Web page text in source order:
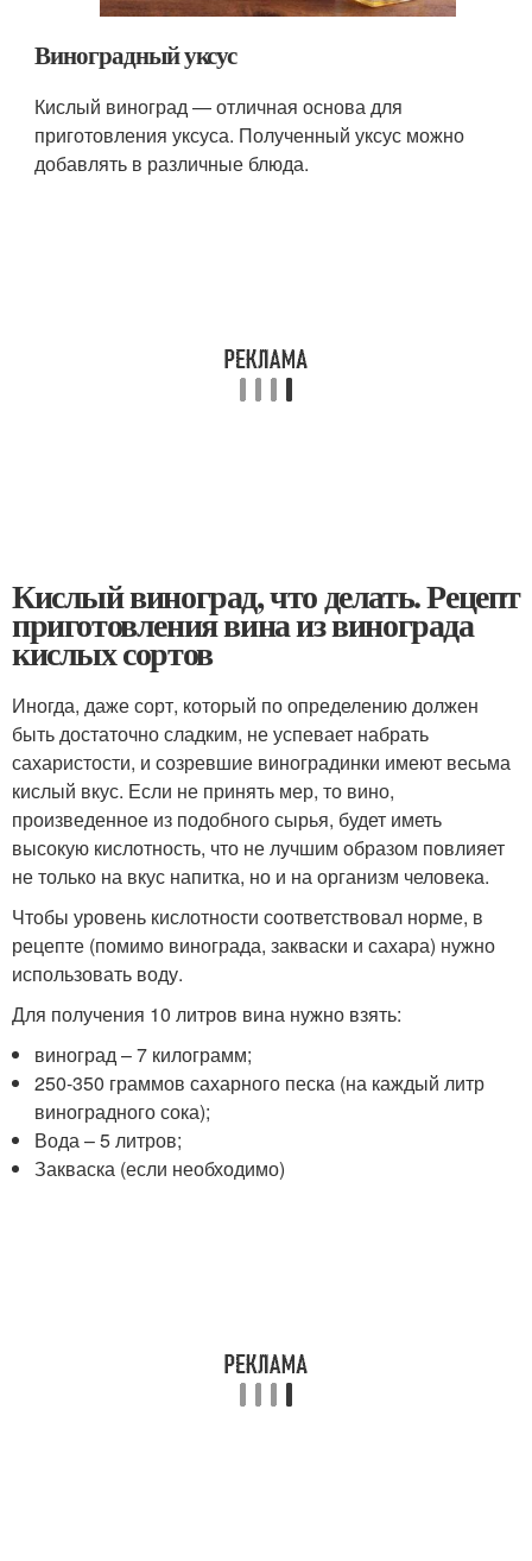
Виноградный уксус
Кислый виноград — отличная основа для
приготовления уксуса. Полученный уксус можно
добавлять в различные блюда.
Кислый виноград, что делать. Рецепт
приготовления вина из винограда
кислых сортов
Иногда, даже сорт, который по определению должен
быть достаточно сладким, не успевает набрать
сахаристости, и созревшие виноградинки имеют весьма
кислый вкус. Если не принять мер, то вино,
произведенное из подобного сырья, будет иметь
высокую кислотность, что не лучшим образом повлияет
не только на вкус напитка, но и на организм человека.
Чтобы уровень кислотности соответствовал норме, в
рецепте (помимо винограда, закваски и сахара) нужно
использовать воду.
Для получения 10 литров вина нужно взять:
виноград – 7 килограмм;
250-350 граммов сахарного песка (на каждый литр
виноградного сока);
Вода – 5 литров;
Закваска (если необходимо)